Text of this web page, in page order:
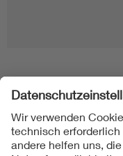
Folgen Sie uns